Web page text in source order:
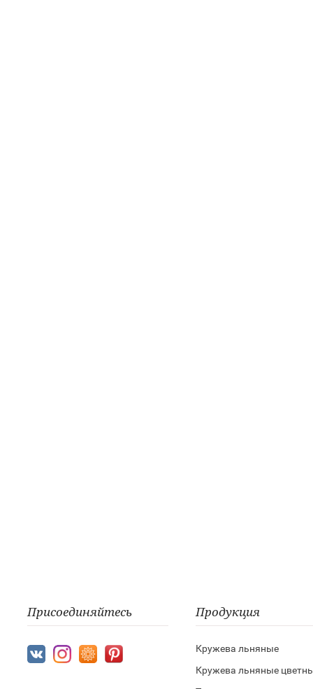
Присоединяйтесь Продукция
Кружева льняные
Кружева льняные